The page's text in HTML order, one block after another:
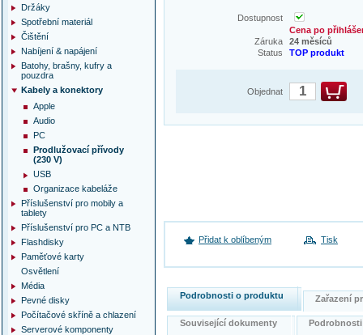
Dostupnost
Cena po
Záruka
24 měsíců
Status
TOP produkt
Objednat
Přidat k oblíbeným Tisk
Podrobnosti o produktu Zařazení
Související dokumenty
Držáky
Spotřební materiál
Čištění
Nabíjení & napájení
Batohy, brašny, kufry a
pouzdra
Kabely a konektory
Apple
Audio
PC
Prodlužovací přívody
(230 V)
USB
Organizace kabeláže
Příslušenství pro mobily a
tablety
Příslušenství pro PC a NTB
Flashdisky
Paměťové karty
Osvětlení
Média
Pevné disky
Počítačové skříně a chlazení
Serverové komponenty